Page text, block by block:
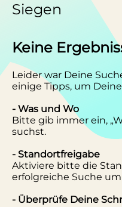
Siegen
Keine
Leider war Deine
einige Tipps, um
- Was und Wo
Bitte gib immer ein,
suchst.
- Standortfreigabe
Aktiviere bitte die
erfolgreiche Suche
- Überprüfe Deine